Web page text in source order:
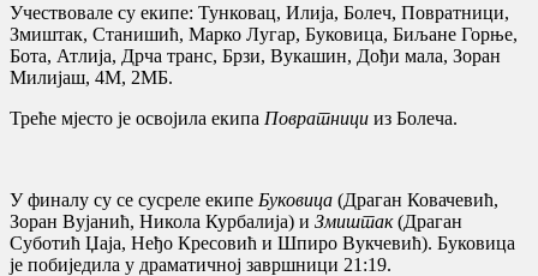
Учествовале су екипе: Тунковац, Илија, Болеч, Повратници,
Змиштак, Станишић, Марко Лугар, Буковица, Биљане Горње,
Бота, Атлија, Дрча транс, Брзи, Вукашин, Дођи мала, Зоран
Милијаш, 4М, 2МБ.
Треће мјесто је освојила екипа Повратници из Болеча.
У финалу су се сусреле екипе Буковица (Драган Ковачевић,
Зоран Вујанић, Никола Курбалија) и Змиштак(Драган
Суботић Џаја, Неђо Кресовић и Шпиро Вукчевић). Буковица
је побиједила у драматичној завршници 21:19.